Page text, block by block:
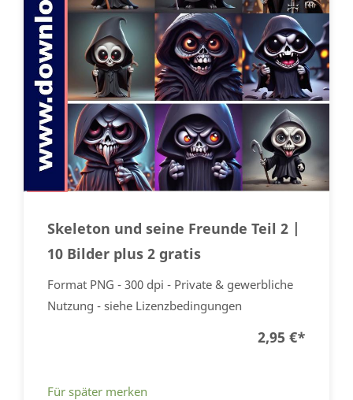
Skeleton und seine Freunde Teil 2 |
10 Bilder plus 2 gratis
Format PNG - 300 dpi - Private & gewerbliche
Nutzung - siehe Lizenzbedingungen
2,95 €*
Für später merken